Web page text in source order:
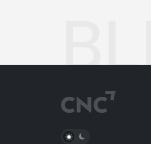
PŘEPNOUT SVĚTLÝ/TMAVÝ REŽIM